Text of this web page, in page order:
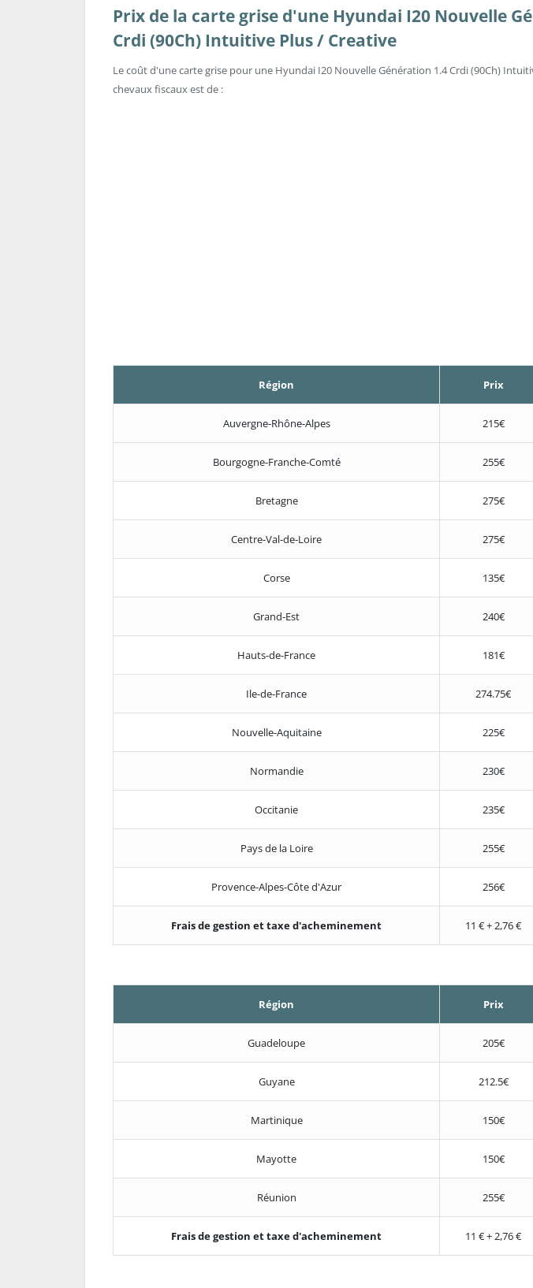
Prix de la carte grise d'une Hyundai I20 Nouvelle
Crdi (90Ch) Intuitive Plus / Creative
Le coût d'une carte grise pour une Hyundai I20 Nouvelle Génération 1.4 Crdi (90Ch)
chevaux fiscaux est de :
Région Prix
Auvergne-Rhône-Alpes 215€
Bourgogne-Franche-Comté 255€
Bretagne 275€
Centre-Val-de-Loire 275€
Corse 135€
Grand-Est 240€
Hauts-de-France 181€
Ile-de-France 274.75€
Nouvelle-Aquitaine 225€
Normandie 230€
Occitanie 235€
Pays de la Loire 255€
Provence-Alpes-Côte d'Azur 256€
Frais de gestion et taxe d'acheminement 11 € + 2,76 €
Région Prix
Guadeloupe 205€
Guyane 212.5€
Martinique 150€
Mayotte 150€
Réunion 255€
Frais de gestion et taxe d'acheminement 11 € + 2,76 €